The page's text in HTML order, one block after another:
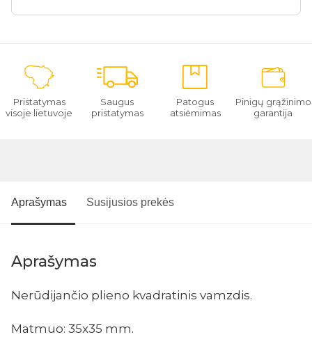
Pristatymas
visoje lietuvoje
Saugus
pristatymas
Patogus
atsiėmimas
Pinigų grąžinimo
garantija
Aprašymas Susijusios prekės
Aprašymas
Nerūdijančio plieno kvadratinis vamzdis.
Matmuo: 35x35 mm.